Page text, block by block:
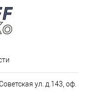
ул. д.143, оф.